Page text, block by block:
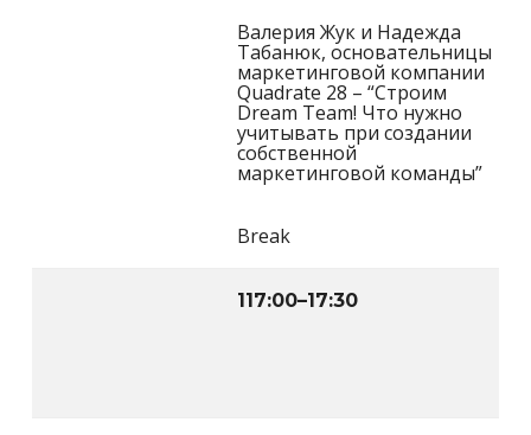
Валерия Жук и Надежда
Табанюк, основательницы
маркетинговой компании
Quadrate 28 – “Строим
Dream Team! Что нужно
учитывать при создании
собственной
маркетинговой команды”
Break
117:00–17:30